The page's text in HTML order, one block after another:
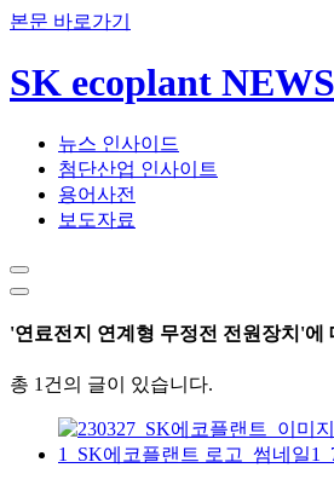
본문 바로가기
SK ecoplant
뉴스 인사이드
첨단산업 인사이트
용어사전
보도자료
'연료전지 연계형 무정전 전원장치'에
총 1건의 글이 있습니다.